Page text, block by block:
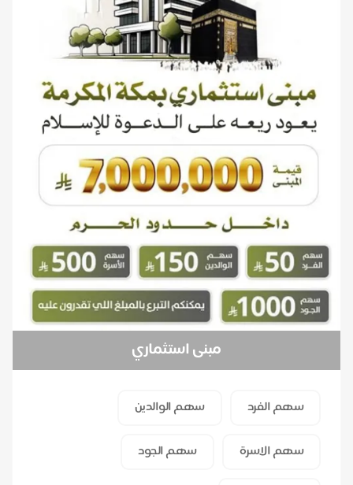
مبنى استثماري
سهم الفرد سهم الوالدين
سهم الاسرة سهم الجود